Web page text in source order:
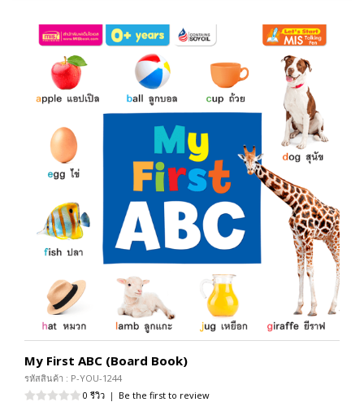
My First ABC (Board Book)
รหัสสินค้า : P-YOU-1244
0 รีวิว | Be the first to review